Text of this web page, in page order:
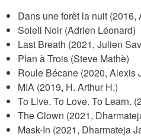
Dans une forêt la nuit (2016,
Soleil Noir (Adrien Léonard)
Last Breath (2021, Julien
Plan à Trois (Steve Mathè)
Roule Bécane (2020, Alexis
MIA (2019, H. Arthur H.)
To Live. To Love. To Learn.
The Clown (2021,
Mask-In (2021, Dharmateja